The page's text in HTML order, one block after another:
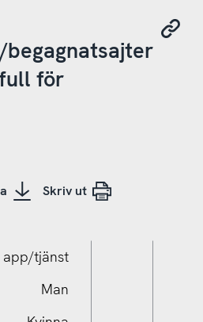
för
Skriv ut
Man
app/tjänst